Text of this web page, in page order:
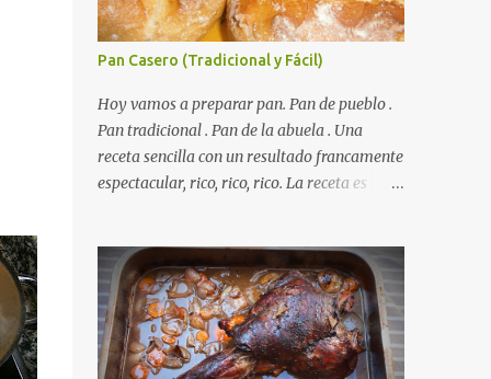
Autorecambiosstore.ES
Pan Casero (Tradicional y Fácil)
Hoy vamos a preparar pan. Pan de pueblo .
Pan tradicional . Pan de la abuela . Una
receta sencilla con un resultado francamente
espectacular, rico, rico, rico. La receta es
Es económico ( por un euro y poco sale todo
éste pan ). El pan sale crujiente y tierno,
además te aguanta varios días y puedes
utilizarlo para otras recetas como tostas o
picatostes. INGREDIENTES para un Pan